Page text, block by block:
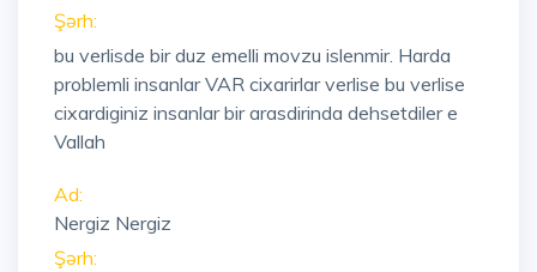
Şərh:
bu verlisde bir duz emelli movzu islenmir. Harda
problemli insanlar VAR cixarirlar verlise bu verlise
cixardiginiz insanlar bir arasdirinda dehsetdiler e
Vallah
Ad:
Nergiz Nergiz
Şərh: